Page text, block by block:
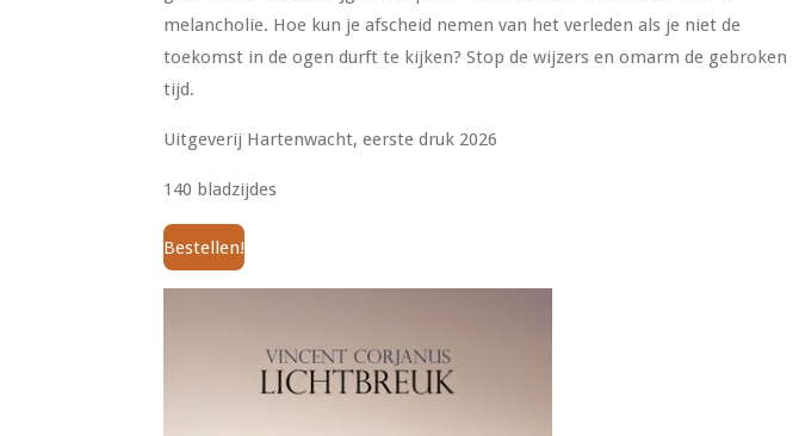
melancholie. Hoe kun je afscheid nemen van het verleden als je niet de
toekomst in de ogen durft te kijken? Stop de wijzers en omarm de gebroken
tijd.
Uitgeverij Hartenwacht, eerste druk 2026
140 bladzijdes
Bestellen!